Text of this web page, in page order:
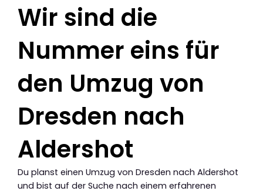
Wir sind die
Nummer eins für
den Umzug von
Dresden nach
Aldershot
Du planst einen Umzug von Dresden nach Aldershot
und bist auf der Suche nach einem erfahrenen